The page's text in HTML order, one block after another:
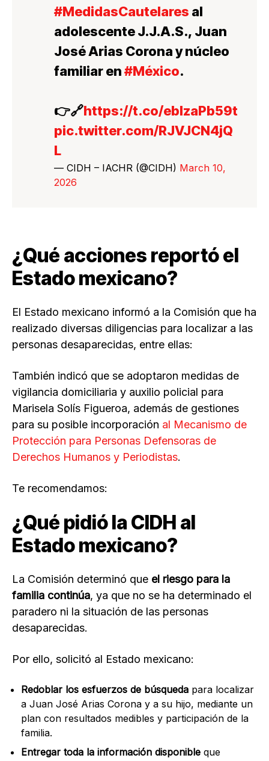
#MedidasCautelares al
adolescente J.J.A.S., Juan
José Arias Corona y núcleo
familiar en#México.
👉🔗https://t.co/eblzaPb59t
pic.twitter.com/RJVJCN4jQ
L
— CIDH – IACHR (@CIDH) March 10,
2026
¿Qué acciones reportó el
Estado mexicano?
El Estado mexicano informó a la Comisión que ha
realizado diversas diligencias para localizar a las
personas desaparecidas, entre ellas:
También indicó que se adoptaron medidas de
vigilancia domiciliaria y auxilio policial para
Marisela Solís Figueroa, además de gestiones
para su posible incorporación al Mecanismo de
Protección para Personas Defensoras de
Derechos Humanos y Periodistas.
Te recomendamos:
¿Qué pidió la CIDH al
Estado mexicano?
La Comisión determinó que el riesgo para la
familia continúa, ya que no se ha determinado el
paradero ni la situación de las personas
desaparecidas.
Por ello, solicitó al Estado mexicano:
Redoblar los esfuerzos de búsqueda para localizar
a Juan José Arias Corona y a su hijo, mediante un
plan con resultados medibles y participación de la
familia.
Entregar toda la información disponible que